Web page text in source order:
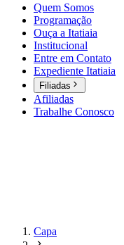
Quem Somos
Programação
Ouça a Itatiaia
Institucional
Entre em Contato
Expediente Itatiaia
Filiadas
Afiliadas
Trabalhe Conosco
Capa